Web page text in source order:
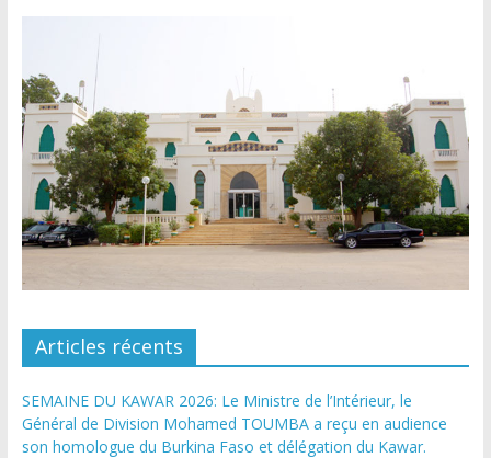
Articles récents
SEMAINE DU KAWAR 2026: Le Ministre de l’Intérieur, le
Général de Division Mohamed TOUMBA a reçu en audience
son homologue du Burkina Faso et délégation du Kawar.